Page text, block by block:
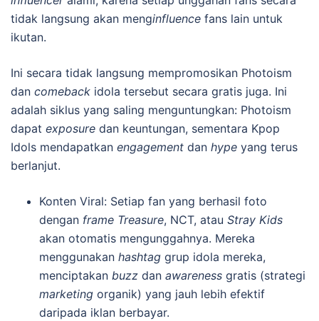
tidak langsung akan menginfluence fans lain untuk
ikutan.
Ini secara tidak langsung mempromosikan Photoism
dan comeback idola tersebut secara gratis juga. Ini
adalah siklus yang saling menguntungkan: Photoism
dapat exposure dan keuntungan, sementara Kpop
Idols mendapatkan engagement dan hype yang terus
berlanjut.
Konten Viral: Setiap fan yang berhasil foto
dengan frame Treasure, NCT, atau Stray Kids
akan otomatis mengunggahnya. Mereka
menggunakan hashtag grup idola mereka,
menciptakan buzz dan awareness gratis (strategi
marketing organik) yang jauh lebih efektif
daripada iklan berbayar.